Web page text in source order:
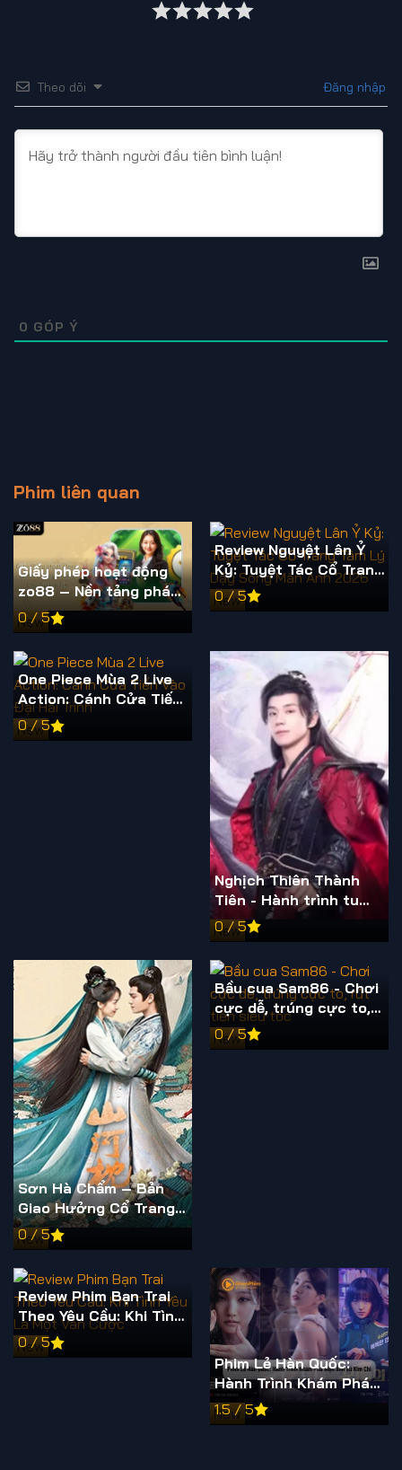
Theo dõi Đăng nhập
0 GÓP Ý
Phim liên quan
New
Giấy phép hoạt động
zo88 – Nền tảng pháp
lý rõ ràng, minh bạch
và đáng tin cậy
0 / 5
New
Review Nguyệt Lân Ỷ
Kỷ: Tuyệt Tác Cổ Trang
Tâm Lý Dậy Sóng Màn
Ảnh 2026
0 / 5
New
One Piece Mùa 2 Live
Action: Cánh Cửa Tiến
Vào Đại Hải Trình
0 / 5
New
Nghịch Thiên Thành
Tiên - Hành trình tu
tiên nghịch mệnh
0 / 5
New
Sơn Hà Chẩm – Bản
Giao Hưởng Cổ Trang
Gây Sốt Màn Ảnh 2025
0 / 5
New
Bầu cua Sam86 - Chơi
cực dễ, trúng cực to,
rút tiền siêu tốc
0 / 5
New
Review Phim Bạn Trai
Theo Yêu Cầu: Khi Tình
Yêu Là Một Ván Cược
0 / 5
New
Phim Lẻ Hàn Quốc:
Hành Trình Khám Phá
Điện Ảnh Xứ Kim Chi
1.5 / 5